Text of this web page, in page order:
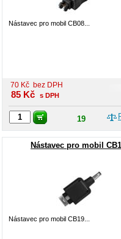
Nástavec pro mobil CB08...
70 Kč bez DPH
85 Kč s DPH
19
Nástavec pro mobil
Nástavec pro mobil CB19...